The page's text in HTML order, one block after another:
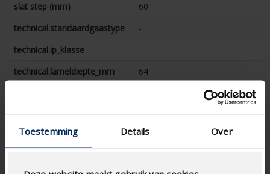
Toestemming Details Over
slat step (mm)
60
technical.standaardgaastype
-
technical.ip_klasse
-
technical.lameldiepte_mm
64
CE coefficient
0.305